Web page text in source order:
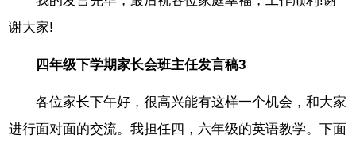
谢大家!
四年级下学期家长会班主任发言稿3
各位家长下午好，很高兴能有这样一个机会，和大家
进行面对面的交流。我担任四，六年级的英语教学。下面